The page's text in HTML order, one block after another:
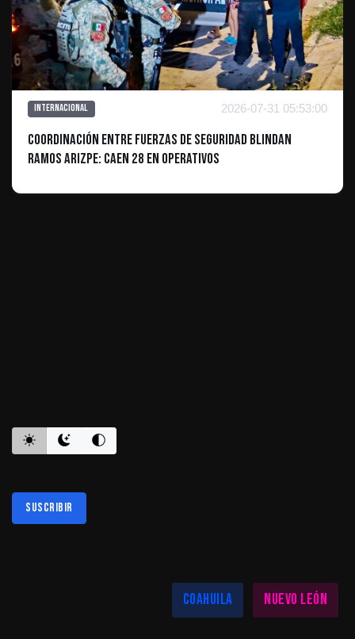
Internacional 2026-07-31 05:53:00
Coordinación entre fuerzas de seguridad blindan
RAMOS ARIZPE: caen 28 en operativos
Suscribir
Coahuila
Nuevo León